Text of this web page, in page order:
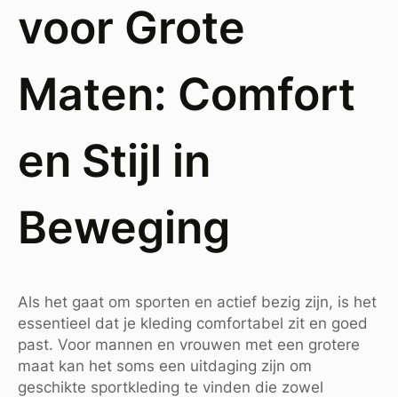
voor Grote
Maten: Comfort
en Stijl in
Beweging
Als het gaat om sporten en actief bezig zijn, is het
essentieel dat je kleding comfortabel zit en goed
past. Voor mannen en vrouwen met een grotere
maat kan het soms een uitdaging zijn om
geschikte sportkleding te vinden die zowel